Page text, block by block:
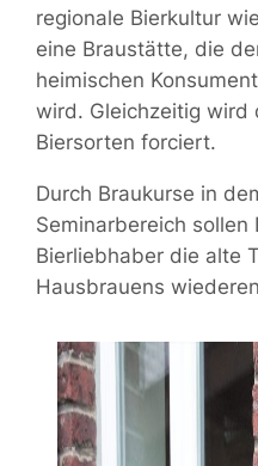
regionale Bierkultur
eine Braustätte, die
heimischen
wird. Gleichzeitig wird
Biersorten forciert.
Durch Braukurse in
Seminarbereich sollen
Bierliebhaber die alte
Hausbrauens